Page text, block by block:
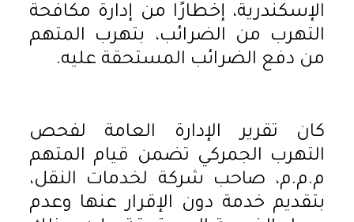
الإسكندرية، إخطارًا من إدارة مكافحة
التهرب من الضرائب، بتهرب المتهم
من دفع الضرائب المستحقة عليه.
كان تقرير الإدارة العامة لفحص
التهرب الجمركي تضمن قيام المتهم
م.م.م، صاحب شركة لخدمات النقل،
بتقديم خدمة دون الإقرار عنها وعدم